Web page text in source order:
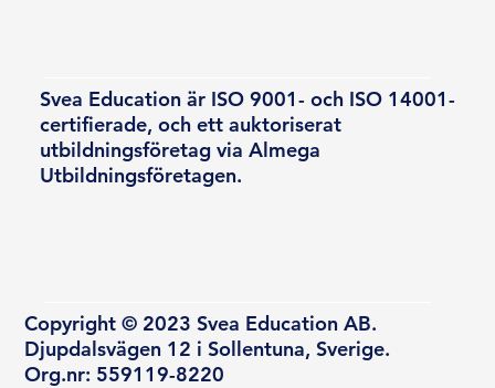
Svea Education är ISO 9001- och ISO 14001-
certifierade, och ett auktoriserat
utbildningsföretag via Almega
Utbildningsföretagen.
Copyright © 2023 Svea Education AB.
Djupdalsvägen 12 i Sollentuna, Sverige.
Org.nr: 559119-8220